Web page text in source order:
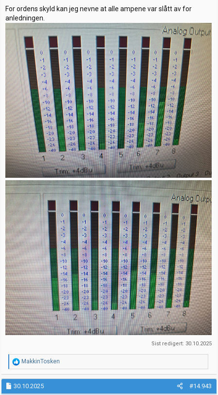
For ordens skyld kan jeg nevne at alle ampene var slått av for
anledningen.
Sist redigert: 30.10.2025
R
e
a
k
s
MakkinTosken
30.10.2025 #14.943